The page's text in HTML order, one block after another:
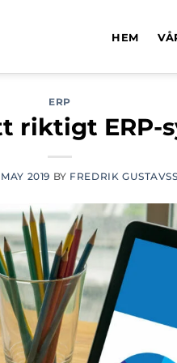
HEM
ERP
riktigt ERP-
2019 BY FREDRIK